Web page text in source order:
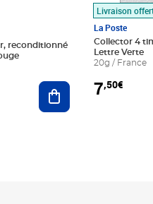
reconditionné
Ajouter au panier
Livraison
La Poste
Collector 4
Lettre Verte
20g / France
7,50€